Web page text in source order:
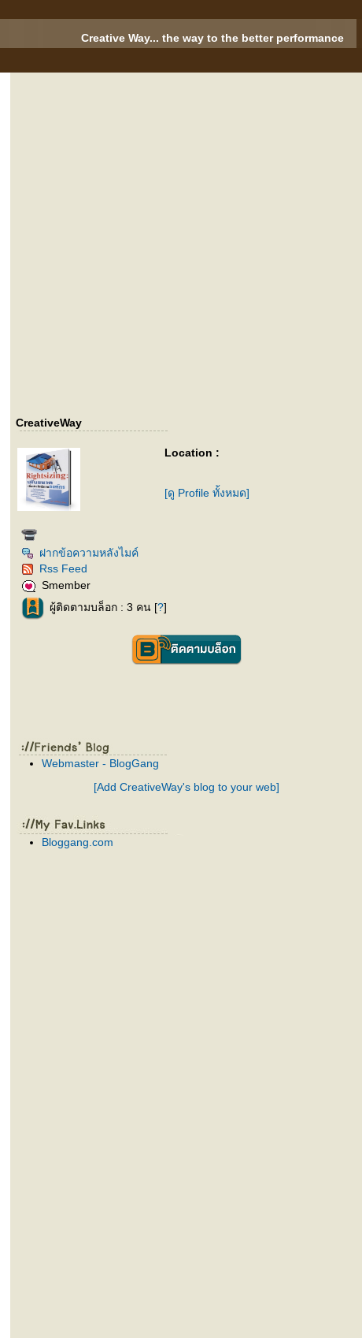
Creative Way... the way to the better performance
CreativeWay
Location :
[ดู Profile ทั้งหมด]
ฝากข้อความหลังไมค์
Rss Feed
Smember
ผู้ติดตามบล็อก : 3 คน [?]
Webmaster - BlogGang
[Add CreativeWay's blog to your web]
Bloggang.com